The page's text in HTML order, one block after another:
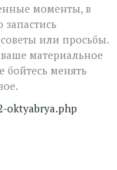
моменты, в
или просьбы.
материальное
бойтесь менять
oktyabrya.php